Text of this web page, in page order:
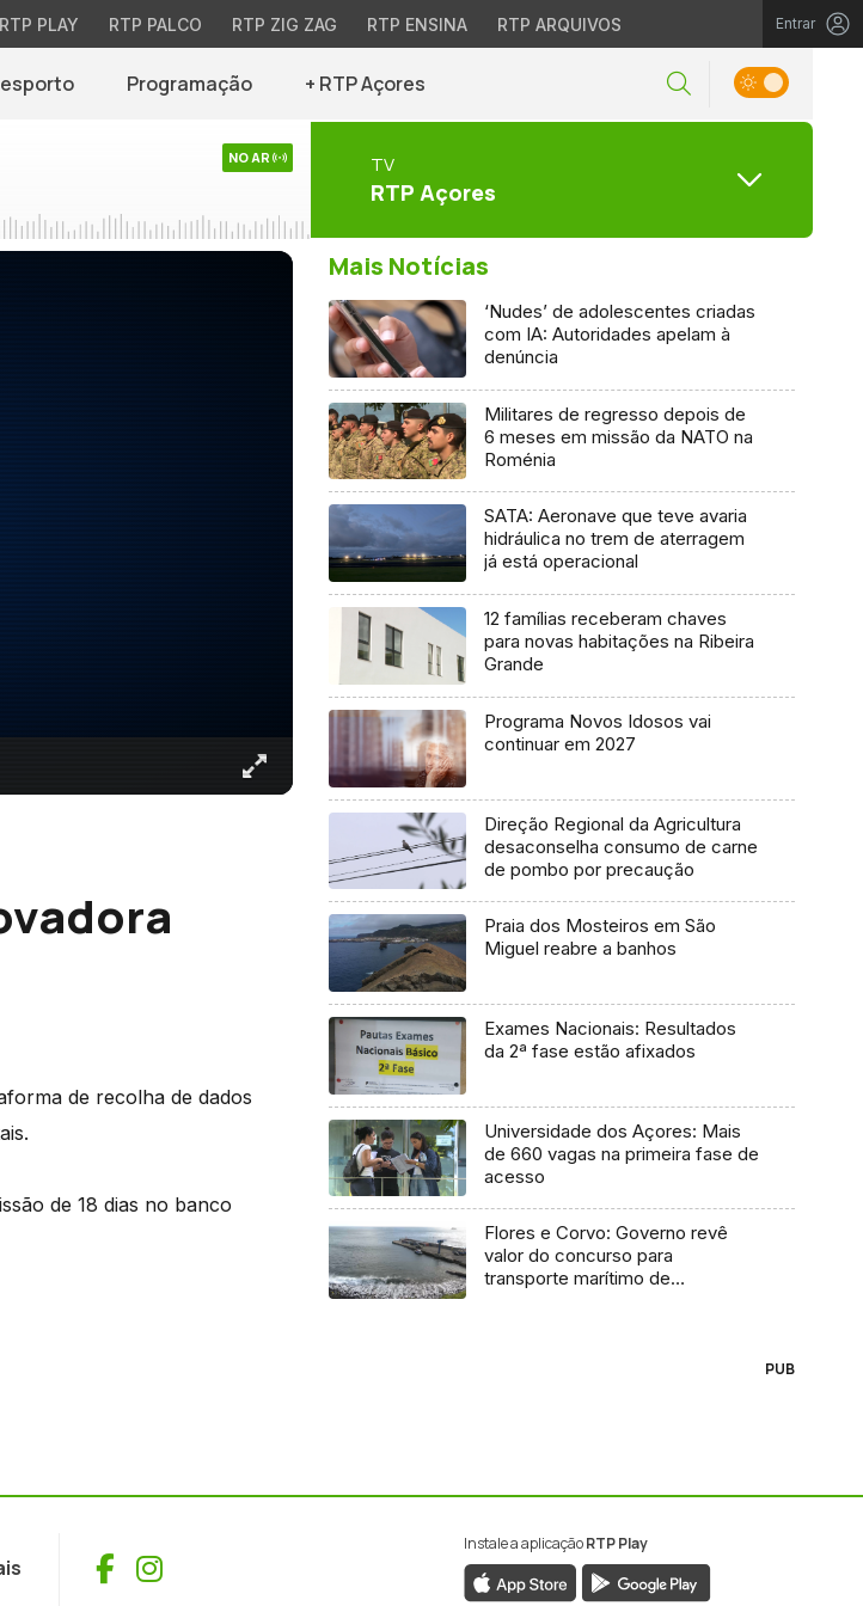
RTP PLAY RTP PALCO RTP ZIG ZAG RTP ENSINA RTP ARQUIVOS Entrar
Programação + RTP Açores
NO AR TV
RTP Açores
de recolha de dados
de 18 dias no banco
Mais Notícias
‘Nudes’ de adolescentes criadas
com IA: Autoridades apelam à
denúncia
Militares de regresso depois de
6 meses em missão da NATO na
Roménia
SATA: Aeronave que teve avaria
hidráulica no trem de aterragem
já está operacional
12 famílias receberam chaves
para novas habitações na Ribeira
Grande
Programa Novos Idosos vai
continuar em 2027
Direção Regional da Agricultura
desaconselha consumo de carne
de pombo por precaução
Praia dos Mosteiros em São
Miguel reabre a banhos
Exames Nacionais: Resultados
da 2ª fase estão afixados
Universidade dos Açores: Mais
de 660 vagas na primeira fase de
acesso
Flores e Corvo: Governo revê
valor do concurso para
transporte marítimo de
PUB
Facebook
Instagram
Instale a aplicaçãoRTP Play